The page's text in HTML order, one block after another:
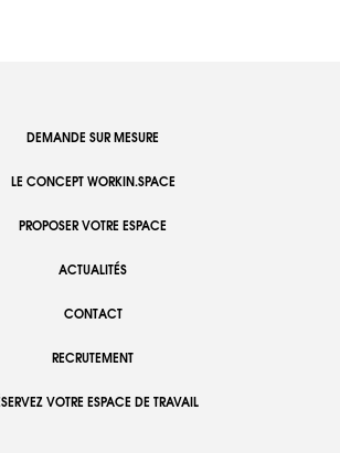
DEMANDE SUR MESURE
LE CONCEPT WORKIN.SPACE
PROPOSER VOTRE ESPACE
ACTUALITÉS
CONTACT
RECRUTEMENT
VOTRE ESPACE DE TRAVAIL